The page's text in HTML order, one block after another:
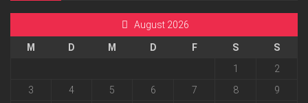
August 2026
M D M D F S
S
1
2
3
4 5 6 7 8 9